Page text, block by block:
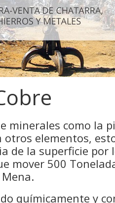
minerales como la
elementos,
de la superficie por
mover 500
químicamente y